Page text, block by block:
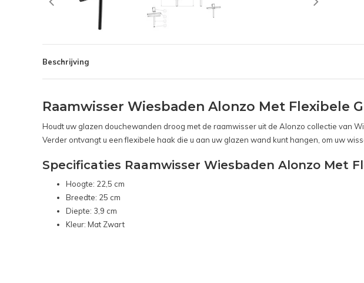
Beschrijving
Raamwisser Wiesbaden Alonzo Met Flexibele
Houdt uw glazen douchewanden droog met de raamwisser uit de Alonzo collectie van
Verder ontvangt u een flexibele haak die u aan uw glazen wand kunt hangen, om uw
Specificaties Raamwisser Wiesbaden Alonzo Met
Hoogte: 22,5 cm
Breedte: 25 cm
Diepte: 3,9 cm
Kleur: Mat Zwart